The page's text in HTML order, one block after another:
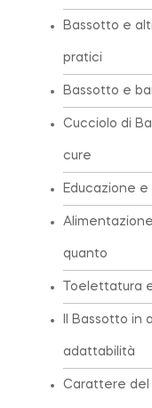
Bassotto e
pratici
Bassotto e
Cucciolo di
cure
Educazione
quanto
Toelettatura
Il Bassotto
adattabilità
Carattere del